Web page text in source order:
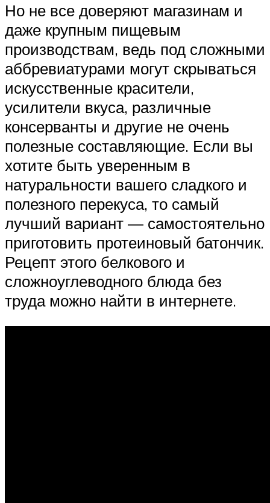
Но не все доверяют магазинам и
даже крупным пищевым
производствам, ведь под сложными
аббревиатурами могут скрываться
искусственные красители,
усилители вкуса, различные
консерванты и другие не очень
полезные составляющие. Если вы
хотите быть уверенным в
натуральности вашего сладкого и
полезного перекуса, то самый
лучший вариант — самостоятельно
приготовить протеиновый батончик.
Рецепт этого белкового и
сложноуглеводного блюда без
труда можно найти в интернете.